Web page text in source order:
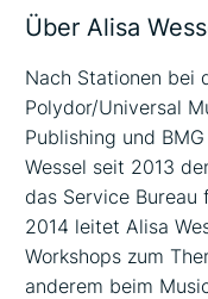
Über Alisa
Nach Stationen bei
Polydor/Universal
Publishing und
Wessel seit 2013
das Service
2014 leitet Alisa
Workshops zum
anderem beim